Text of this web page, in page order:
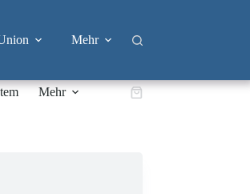
Mehr
Mehr Warenkorb